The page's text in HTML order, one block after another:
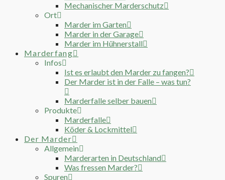
Mechanischer Marderschutz
Ort
Marder im Garten
Marder in der Garage
Marder im Hühnerstall
Marderfang
Infos
Ist es erlaubt den Marder zu fangen?
Der Marder ist in der Falle – was tun?
Marderfalle selber bauen
Produkte
Marderfalle
Köder & Lockmittel
Der Marder
Allgemein
Marderarten in Deutschland
Was fressen Marder?
Spuren